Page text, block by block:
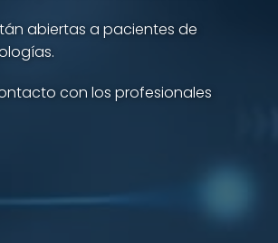
abiertas a pacientes de
con los profesionales